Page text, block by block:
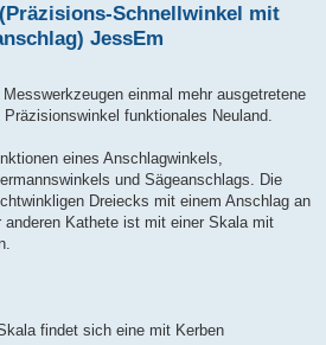
Schnellwinkel mit
JessEm
einmal mehr ausgetretene
funktionales Neuland.
eines Anschlagwinkels,
und Sägeanschlags. Die
Dreiecks mit einem Anschlag an
Kathete ist mit einer Skala mit
findet sich eine mit Kerben